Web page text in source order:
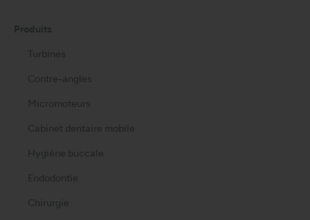
Produits
Turbines
Contre-angles
Micromoteurs
Cabinet dentaire mobile
Hygiène buccale
Endodontie
Chirurgie